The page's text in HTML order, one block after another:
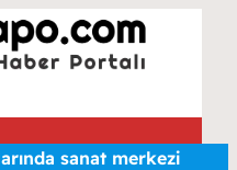
sanat merkezi